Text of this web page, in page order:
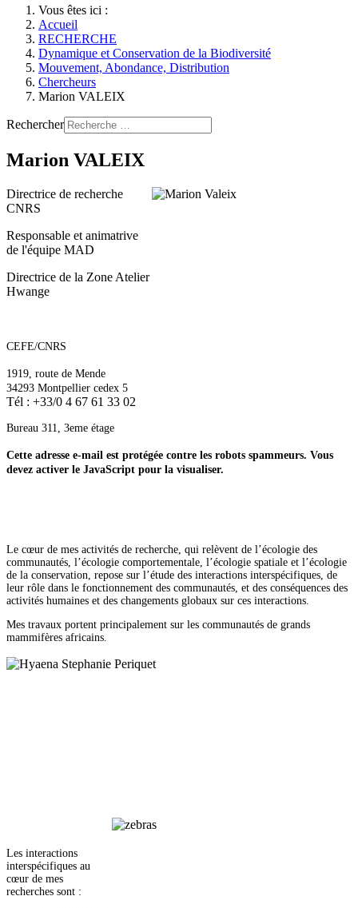
Vous êtes ici :
Accueil
RECHERCHE
Dynamique et Conservation de la Biodiversité
Mouvement, Abondance, Distribution
Chercheurs
Marion VALEIX
Rechercher
Marion VALEIX
Directrice de recherche
CNRS
Responsable et animatrive
de l'équipe MAD
Directrice de la Zone Atelier
Hwange
CEFE/CNRS
1919, route de Mende
34293 Montpellier cedex 5
Tél : +33/0 4 67 61 33 02
Bureau 311, 3eme étage
Cette adresse e-mail est protégée contre les robots spammeurs. Vous
devez activer le JavaScript pour la visualiser.
Le cœur de mes activités de recherche, qui relèvent de l’écologie des
communautés, l’écologie comportementale, l’écologie spatiale et l’écologie
de la conservation, repose sur l’étude des interactions interspécifiques, de
leur rôle dans le fonctionnement des communautés, et des conséquences des
activités humaines et des changements globaux sur ces interactions.
Mes travaux portent principalement sur les communautés de grands
mammifères africains.
Les interactions
interspécifiques au
cœur de mes
recherches sont :